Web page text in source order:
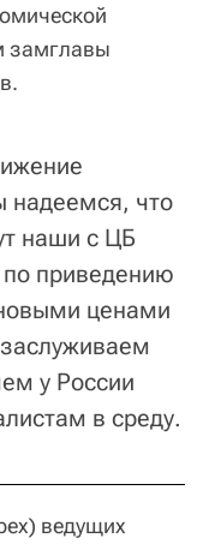
замглавы
надеемся, что
наши с ЦБ
по приведению
ценами
у России
в среду.
ведущих